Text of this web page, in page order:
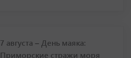
7 августа – День маяка:
Приморские стражи моря